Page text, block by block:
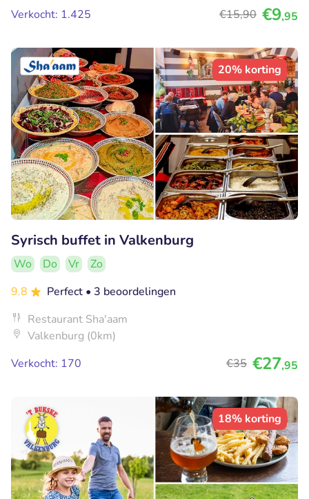
Verkocht: 1.425
€15,90 €9,95
20% korting
Syrisch buffet in Valkenburg
Wo Do Vr
Zo
9.8
Perfect • 3 beoordelingen
Restaurant Sha'aam
Valkenburg (0km)
Verkocht: 170
€35 €27,95
18% korting